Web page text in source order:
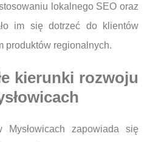
lokalnego SEO oraz
im się dotrzeć do klientów
produktów regionalnych.
kierunki rozwoju
Mysłowicach zapowiada się